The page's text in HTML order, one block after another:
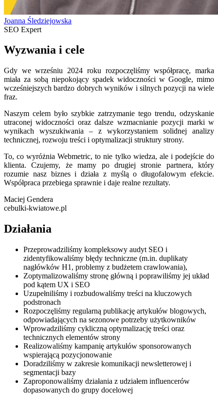
Joanna Śledziejowska
SEO Expert
Wyzwania i cele
Gdy we wrześniu 2024 roku rozpoczęliśmy współpracę, marka
miała za sobą niepokojący spadek widoczności w Google, mimo
wcześniejszych bardzo dobrych wyników i silnych pozycji na wiele
fraz.
Naszym celem było szybkie zatrzymanie tego trendu, odzyskanie
utraconej widoczności oraz dalsze wzmacnianie pozycji marki w
wynikach wyszukiwania – z wykorzystaniem solidnej analizy
technicznej, rozwoju treści i optymalizacji struktury strony.
To, co wyróżnia Webmetric, to nie tylko wiedza, ale i podejście do
klienta. Czujemy, że mamy po drugiej stronie partnera, który
rozumie nasz biznes i działa z myślą o długofalowym efekcie.
Współpraca przebiega sprawnie i daje realne rezultaty.
Maciej Gendera
cebulki-kwiatowe.pl
Działania
Przeprowadziliśmy kompleksowy audyt SEO i
zidentyfikowaliśmy błędy techniczne (m.in. duplikaty
nagłówków H1, problemy z budżetem crawlowania),
Zoptymalizowaliśmy stronę główną i poprawiliśmy jej układ
pod kątem UX i SEO
Uzupełniliśmy i rozbudowaliśmy treści na kluczowych
podstronach
Rozpoczęliśmy regularną publikację artykułów blogowych,
odpowiadających na sezonowe potrzeby użytkowników
Wprowadziliśmy cykliczną optymalizację treści oraz
technicznych elementów strony
Realizowaliśmy kampanię artykułów sponsorowanych
wspierającą pozycjonowanie
Doradziliśmy w zakresie komunikacji newsletterowej i
segmentacji bazy
Zaproponowaliśmy działania z udziałem influencerów
dopasowanych do grupy docelowej